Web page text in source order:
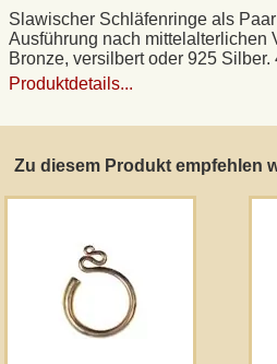
Slawischer Schläfenringe als
Ausführung nach mittelalterlichen
Bronze, versilbert oder 925 Silber.
Produktdetails...
Zu diesem Produkt empfehlen